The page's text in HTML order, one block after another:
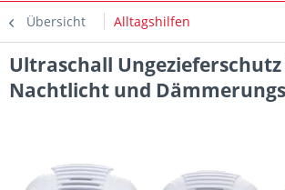
Übersicht Alltagshilfen
Ultraschall
Nachtlicht und